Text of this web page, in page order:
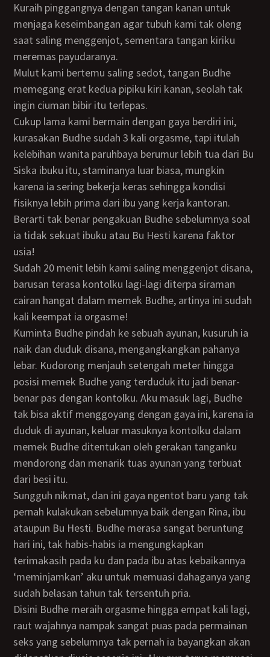
Kuraih pinggangnya dengan tangan kanan untuk
menjaga keseimbangan agar tubuh kami tak oleng
saat saling menggenjot, sementara tangan kiriku
meremas payudaranya.
Mulut kami bertemu saling sedot, tangan Budhe
memegang erat kedua pipiku kiri kanan, seolah tak
ingin ciuman bibir itu terlepas.
Cukup lama kami bermain dengan gaya berdiri ini,
kurasakan Budhe sudah 3 kali orgasme, tapi itulah
kelebihan wanita paruhbaya berumur lebih tua dari Bu
Siska ibuku itu, staminanya luar biasa, mungkin
karena ia sering bekerja keras sehingga kondisi
fisiknya lebih prima dari ibu yang kerja kantoran.
Berarti tak benar pengakuan Budhe sebelumnya soal
ia tidak sekuat ibuku atau Bu Hesti karena faktor
usia!
Sudah 20 menit lebih kami saling menggenjot disana,
barusan terasa kontolku lagi-lagi diterpa siraman
cairan hangat dalam memek Budhe, artinya ini sudah
kali keempat ia orgasme!
Kuminta Budhe pindah ke sebuah ayunan, kusuruh ia
naik dan duduk disana, mengangkangkan pahanya
lebar. Kudorong menjauh setengah meter hingga
posisi memek Budhe yang terduduk itu jadi benar-
benar pas dengan kontolku. Aku masuk lagi, Budhe
tak bisa aktif menggoyang dengan gaya ini, karena ia
duduk di ayunan, keluar masuknya kontolku dalam
memek Budhe ditentukan oleh gerakan tanganku
mendorong dan menarik tuas ayunan yang terbuat
dari besi itu.
Sungguh nikmat, dan ini gaya ngentot baru yang tak
pernah kulakukan sebelumnya baik dengan Rina, ibu
ataupun Bu Hesti. Budhe merasa sangat beruntung
hari ini, tak habis-habis ia mengungkapkan
terimakasih pada ku dan pada ibu atas kebaikannya
‘meminjamkan’ aku untuk memuasi dahaganya yang
sudah belasan tahun tak tersentuh pria.
Disini Budhe meraih orgasme hingga empat kali lagi,
raut wajahnya nampak sangat puas pada permainan
seks yang sebelumnya tak pernah ia bayangkan akan